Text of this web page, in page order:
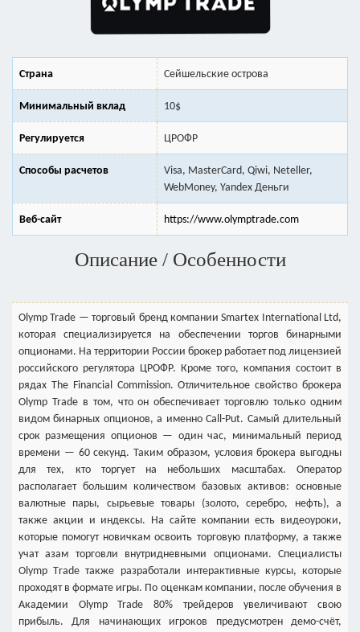
Страна Сейшельские острова
Минимальный вклад 10$
Регулируется ЦРОФР
Способы расчетов
Visa, MasterCard, Qiwi, Neteller,
WebMoney, Yandex Деньги
Веб-сайт https://www.olymptrade.com
Описание / Особенности
Olymp Trade — торговый бренд компании Smarteх Internatiоnal Ltd,
которая специализируется на обеспечении торгов бинарными
опционами. На территории России брокер работает под лицензией
российского регулятора ЦРОФР. Кроме того, компания состоит в
рядах The Financial Commission. Отличительное свойство брокера
Olymp Trade в том, что он обеспечивает торговлю только одним
видом бинарных опционов, а именно Сall-Put. Самый длительный
срок размещения опционов — один час, минимальный период
времени — 60 секунд. Таким образом, условия брокера выгодны
для тех, кто торгует на небольших масштабах. Оператор
располагает большим количеством базовых активов: основные
валютные пары, сырьевые товары (золото, серебро, нефть), а
также акции и индексы. На сайте компании есть видеоуроки,
которые помогут новичкам освоить торговую платформу, а также
учат азам торговли внутридневными опционами. Специалисты
Оlymp Тrade также разработали интерактивные курсы, которые
проходят в формате игры. По оценкам компании, после обучения в
Академии Olymp Trade 80% трейдеров увеличивают свою
прибыль. Для начинающих игроков предусмотрен демо-счёт,